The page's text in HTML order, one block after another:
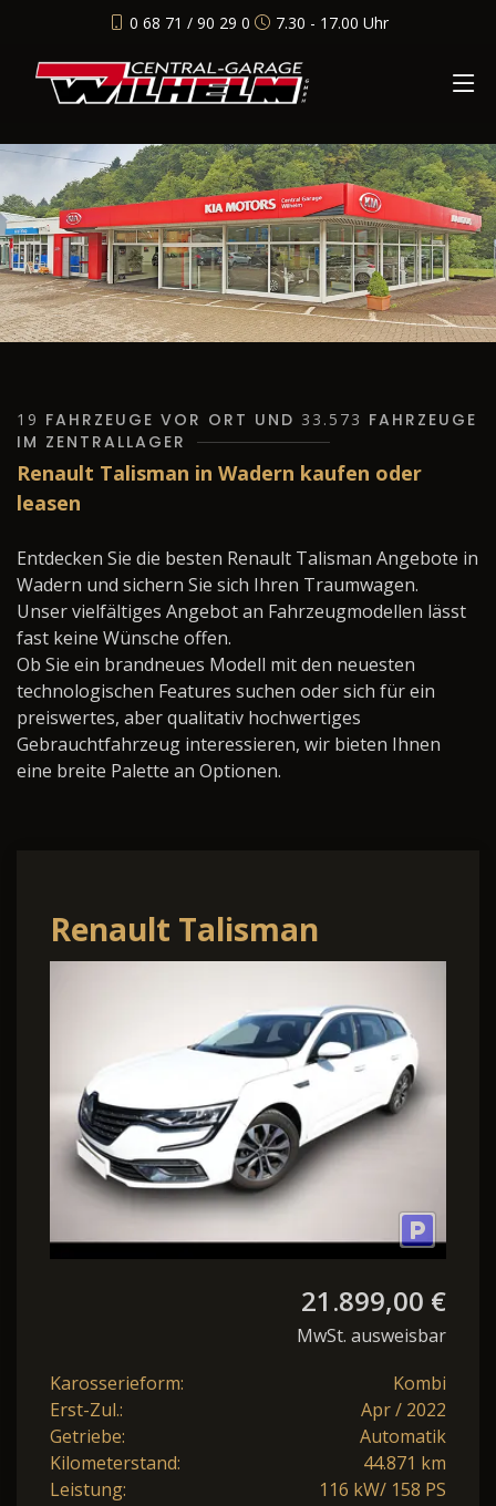
0 68 71 / 90 29 0 7.30 - 17.00 Uhr
19 FAHRZEUGE VOR ORT UND 33.573 FAHRZEUGE
IM ZENTRALLAGER
Renault Talisman in Wadern kaufen oder
leasen
Entdecken Sie die besten Renault Talisman Angebote in
Wadern und sichern Sie sich Ihren Traumwagen.
Unser vielfältiges Angebot an Fahrzeugmodellen lässt
fast keine Wünsche offen.
Ob Sie ein brandneues Modell mit den neuesten
technologischen Features suchen oder sich für ein
preiswertes, aber qualitativ hochwertiges
Gebrauchtfahrzeug interessieren, wir bieten Ihnen
eine breite Palette an Optionen.
Renault Talisman
Grandtour 1.3 TCe 160
EDC Zen LED PDC
21.899,00 €
MwSt. ausweisbar
Karosserieform:
Kombi
Erst-Zul.:
Apr / 2022
Getriebe:
Automatik
Kilometerstand:
44.871 km
Leistung:
116 kW/ 158 PS